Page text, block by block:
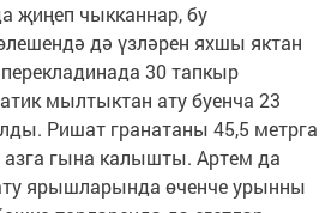
җиңеп чыкканнар, бу
дә үзләрен яхшы яктан
30 тапкыр
мылтыктан ату буенча 23
Ришат гранатаны 45,5 метрга
гына калышты. Артем да
ярышларында өченче урынны